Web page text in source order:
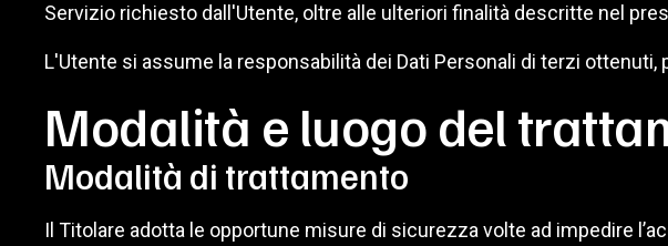
Servizio richiesto dall'Utente, oltre alle ulteriori finalità descritte nel
L'Utente si assume la responsabilità dei Dati Personali di terzi ottenuti,
Modalità e luogo del
Modalità di trattamento
Il Titolare adotta le opportune misure di sicurezza volte ad impedire